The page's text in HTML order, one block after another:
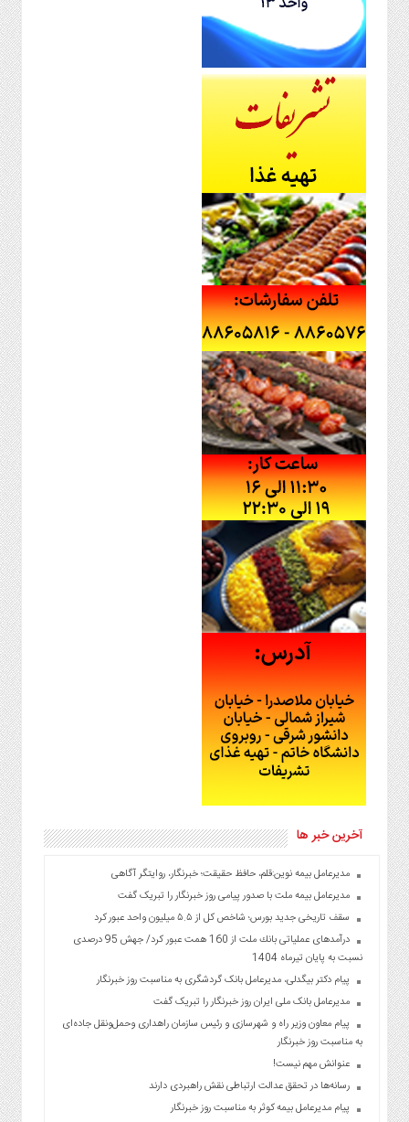
آخرین خبر ها
مدیرعامل بیمه نوین:قلم، حافظ حقیقت؛ خبرنگار، روایتگر آگاهی
مدیرعامل بیمه ملت با صدور پیامی روز خبرنگار را تبریک گفت
سقف تاریخی جدید بورس؛ شاخص کل از ۵.۵ میلیون واحد عبور کرد
درآمدهای عملیاتی بانك ملت از 160 همت عبور كرد/ جهش 95 درصدی
نسبت به پایان تیرماه 1404
پیام دکتر بیگدلی، مدیرعامل بانک گردشگری به مناسبت روز خبرنگار
مدیرعامل بانک ملی ایران روز خبرنگار را تبریک گفت
پیام معاون وزیر راه و شهرسازی و رئیس سازمان راهداری وحمل‌ونقل جاده‌ای
به مناسبت روز خبرنگار
عنوانش مهم نیست!
رسانه‌ها در تحقق عدالت ارتباطی نقش راهبردی دارند
پیام مدیرعامل بیمه کوثر به مناسبت روز خبرنگار